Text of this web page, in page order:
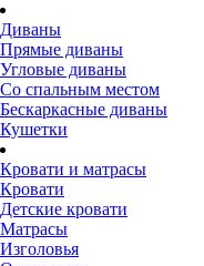
Диваны
Прямые диваны
Угловые диваны
Со спальным местом
Бескаркасные диваны
Кушетки
Кровати и матрасы
Кровати
Детские кровати
Матрасы
Изголовья